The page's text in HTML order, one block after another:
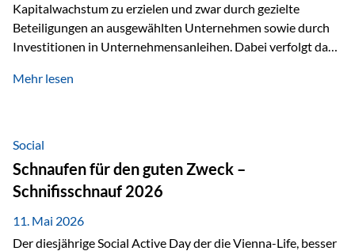
Kapitalwachstum zu erzielen und zwar durch gezielte
Beteiligungen an ausgewählten Unternehmen sowie durch
Investitionen in Unternehmensanleihen. Dabei verfolgt das
Marktbewegungen stehen im Fokus, sondern die
innerhalb der Private Wealth Police der Vienna-Life steht
der Oculus Value Capital Fund für einen langfristig
orientierten Value-Investing-Ansatz mit Fokus auf
fundamentale Unternehmensanalyse und nachhaltige
Wertentwicklung. Der Investmentansatz: Value Investing
mit Weitblick Im Zentrum steht ein…
Mehr lesen
Social
Schnaufen für den guten Zweck –
Schnifisschnauf 2026
11. Mai 2026
Der diesjährige Social Active Day der die Vienna-Life, besser